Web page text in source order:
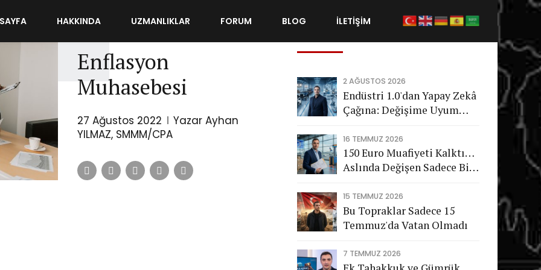
HAKKINDA UZMANLIKLAR FORUM BLOG İLETİŞİM
Enflasyon
Muhasebesi
27 Ağustos 2022
Yazar Ayhan
YILMAZ, SMMM/CPA
Son Gönderiler
2 AĞUSTOS 2026
Endüstri 1.0'dan Yapay Zekâ
Çağına: Değişime Uyum
Nasıl Bir Gelecek Bekliyor?
16 TEMMUZ 2026
150 Euro Muafiyeti Kalktı…
Aslında Değişen Sadece Bir
15 TEMMUZ 2026
Bu Topraklar Sadece 15
Temmuz'da Vatan Olmadı
7 TEMMUZ 2026